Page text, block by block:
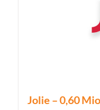
Jolie – 0,60